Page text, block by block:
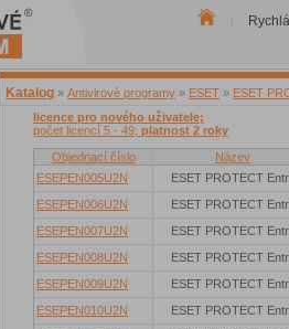
Katalog » Antivirové programy » ESET » ESET
licence pro nového uživatele;
počet licencí 5 - 49; platnost 2 roky
Objednací číslo
Název
ESEPEN005U2N
ESET PROTECT
ESEPEN006U2N
ESET PROTECT
ESEPEN007U2N
ESET PROTECT
ESEPEN008U2N
ESET PROTECT
ESEPEN009U2N
ESET PROTECT
ESEPEN010U2N
ESET PROTECT